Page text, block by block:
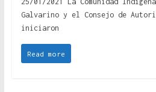
Galvarino y el Consejo de
iniciaron
Read more